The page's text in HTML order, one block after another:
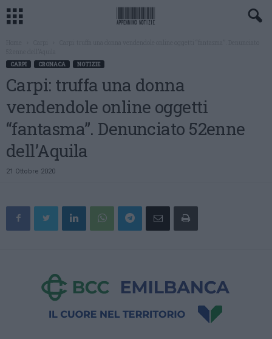
CARPI CRONACA NOTIZIE
Carpi: truffa una donna
vendendole online oggetti
“fantasma”. Denunciato 52enne
dell’Aquila
21 Ottobre 2020